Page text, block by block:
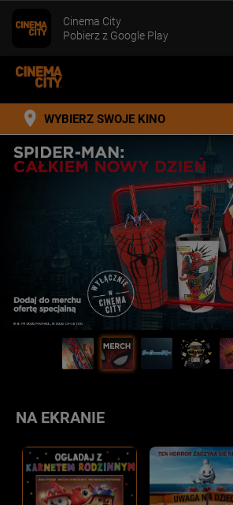
WYBIERZ SWOJE KINO
NA EKRANIE
Cinema City
Pobierz z Google Play